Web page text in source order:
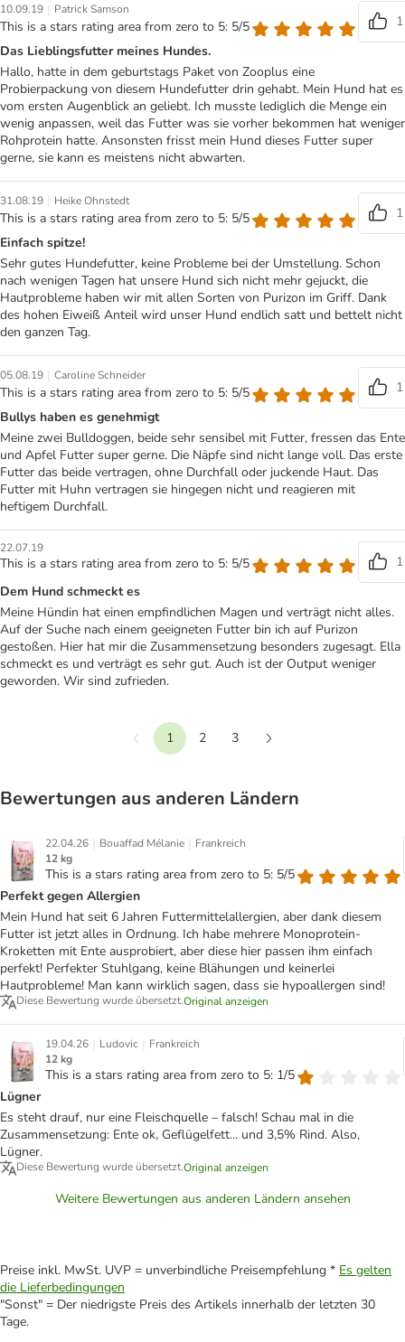
10.09.19 | Patrick Samson
This is a stars rating area from zero to 5: 5/5
1
Das Lieblingsfutter meines Hundes.
Hallo, hatte in dem geburtstags Paket von Zooplus eine
Probierpackung von diesem Hundefutter drin gehabt. Mein Hund hat es
vom ersten Augenblick an geliebt. Ich musste lediglich die Menge ein
wenig anpassen, weil das Futter was sie vorher bekommen hat weniger
Rohprotein hatte. Ansonsten frisst mein Hund dieses Futter super
gerne, sie kann es meistens nicht abwarten.
31.08.19 | Heike Ohnstedt
This is a stars rating area from zero to 5: 5/5
1
Einfach spitze!
Sehr gutes Hundefutter, keine Probleme bei der Umstellung. Schon
nach wenigen Tagen hat unsere Hund sich nicht mehr gejuckt, die
Hautprobleme haben wir mit allen Sorten von Purizon im Griff. Dank
des hohen Eiweiß Anteil wird unser Hund endlich satt und bettelt nicht
den ganzen Tag.
05.08.19 | Caroline Schneider
This is a stars rating area from zero to 5: 5/5
1
Bullys haben es genehmigt
Meine zwei Bulldoggen, beide sehr sensibel mit Futter, fressen das Ente
und Apfel Futter super gerne. Die Näpfe sind nicht lange voll. Das erste
Futter das beide vertragen, ohne Durchfall oder juckende Haut. Das
Futter mit Huhn vertragen sie hingegen nicht und reagieren mit
heftigem Durchfall.
22.07.19
This is a stars rating area from zero to 5: 5/5
1
Dem Hund schmeckt es
Meine Hündin hat einen empfindlichen Magen und verträgt nicht alles.
Auf der Suche nach einem geeigneten Futter bin ich auf Purizon
gestoßen. Hier hat mir die Zusammensetzung besonders zugesagt. Ella
schmeckt es und verträgt es sehr gut. Auch ist der Output weniger
geworden. Wir sind zufrieden.
Vorherige
1 2
3
Bewertungen aus anderen Ländern
22.04.26 | Bouaffad Mélanie | Frankreich
12 kg
This is a stars rating area from zero to 5: 5/5
Perfekt gegen Allergien
Mein Hund hat seit 6 Jahren Futtermittelallergien, aber dank diesem
Futter ist jetzt alles in Ordnung. Ich habe mehrere Monoprotein-
Kroketten mit Ente ausprobiert, aber diese hier passen ihm einfach
perfekt! Perfekter Stuhlgang, keine Blähungen und keinerlei
Hautprobleme! Man kann wirklich sagen, dass sie hypoallergen sind!
Diese Bewertung wurde übersetzt.Original anzeigen
19.04.26 | Ludovic | Frankreich
12 kg
This is a stars rating area from zero to 5: 1/5
Lügner
Es steht drauf, nur eine Fleischquelle – falsch! Schau mal in die
Zusammensetzung: Ente ok, Geflügelfett... und 3,5% Rind. Also,
Lügner.
Diese Bewertung wurde übersetzt.Original anzeigen
Weitere Bewertungen aus anderen Ländern ansehen
Preise inkl. MwSt. UVP = unverbindliche Preisempfehlung * Es gelten
die Lieferbedingungen
"Sonst" = Der niedrigste Preis des Artikels innerhalb der letzten 30
Tage.